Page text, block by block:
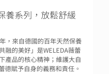
養系列，放鬆舒緩
，來自德國的百年天然保養
融的美好」是WELEDA薇蕾
產品的核心精神；維護大自
德賦予自身的義務和責任。